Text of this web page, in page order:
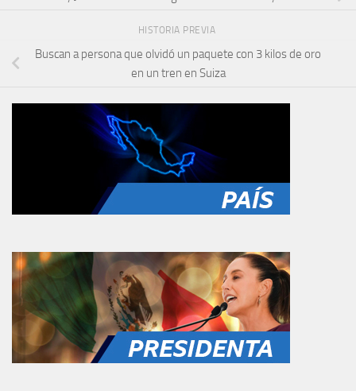
HISTORIA PREVIA
Buscan a persona que olvidó un paquete con 3 kilos de oro
en un tren en Suiza